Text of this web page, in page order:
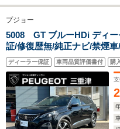
プジョー
5008 GT ブルーHDi ディ
証/修復歴無/純正ナビ/禁煙
ル/ETC/コントロール/LEDヘ
ブラインドスポットモニター
ディーラー保証 車両品質評価書付 購